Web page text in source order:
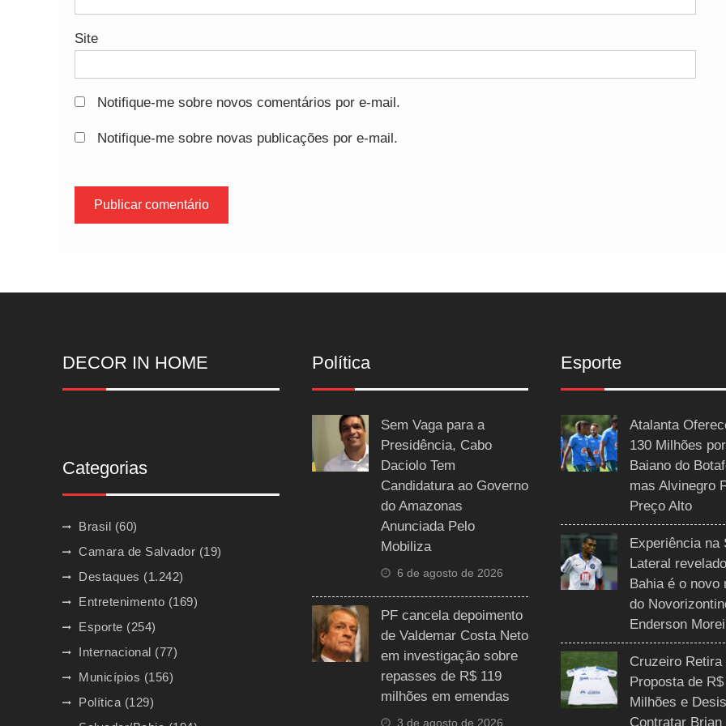
Site
Notifique-me sobre novos comentários por e-mail.
Notifique-me sobre novas publicações por e-mail.
DECOR IN HOME
Categorias
Brasil (60)
Camara de Salvador (19)
Destaques (1.242)
Entretenimento (169)
Esporte (254)
Internacional (77)
Municípios (156)
Política (129)
Política
Sem Vaga para a
Presidência, Cabo
Daciolo Tem
Candidatura ao Governo
do Amazonas
Anunciada Pelo
Mobiliza
6 de agosto de 2026
PF cancela depoimento
de Valdemar Costa Neto
em investigação sobre
repasses de R$ 119
milhões em emendas
3 de agosto de 2026
Esporte
Atalanta
130 Milhões
Baiano do
mas Alvinegro
Preço Alto
Experiência na
Lateral
Bahia é o novo
do
Enderson
Cruzeiro Retira
Proposta de
Milhões e
Contratar Brian